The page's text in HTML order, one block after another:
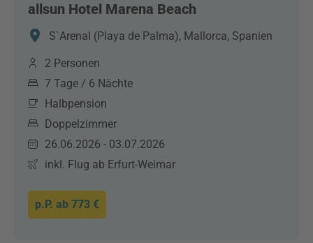
allsun Hotel Marena Beach
S`Arenal (Playa de Palma), Mallorca, Spanien
2 Personen
7 Tage / 6 Nächte
Halbpension
Doppelzimmer
26.06.2026 - 03.07.2026
inkl. Flug ab Erfurt-Weimar
p.P. ab 773 €